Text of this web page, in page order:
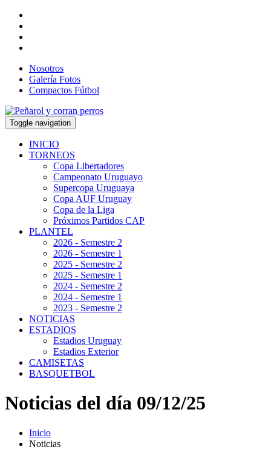
Nosotros
Galería Fotos
Compactos Fútbol
Toggle navigation
INICIO
TORNEOS
Copa Libertadores
Campeonato Uruguayo
Supercopa Uruguaya
Copa AUF Uruguay
Copa de la Liga
Próximos Partidos CAP
PLANTEL
2026 - Semestre 2
2026 - Semestre 1
2025 - Semestre 2
2025 - Semestre 1
2024 - Semestre 2
2024 - Semestre 1
2023 - Semestre 2
NOTICIAS
ESTADIOS
Estadios Uruguay
Estadios Exterior
CAMISETAS
BASQUETBOL
Noticias del día 09/12/25
Inicio
Noticias